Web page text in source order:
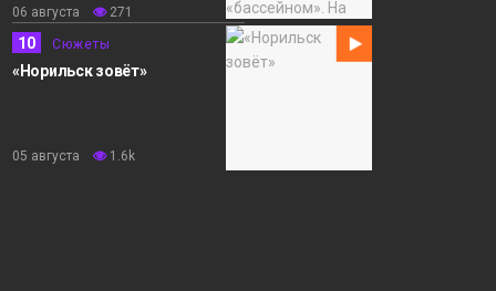
06 августа 271
10 Сюжеты
«Норильск зовёт»
05 августа 1.6k